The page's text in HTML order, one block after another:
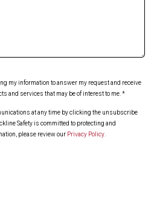
my information to answer my request and receive
and services that may be of interest to me.*
at any time by clicking the unsubscribe
Safety is committed to protecting and
please review our Privacy Policy.